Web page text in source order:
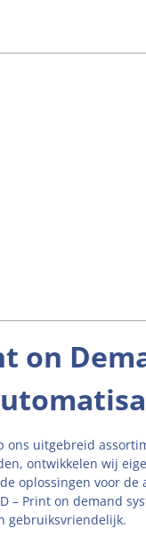
on
ons uitgebreid
ontwikkelen wij
oplossingen voor de
– Print on demand
gebruiksvriendelijk.